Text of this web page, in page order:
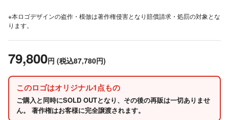
※本ロゴデザインの盗作・模倣は著作権侵害となり賠償請求・処罰の対象とな
ります。
79,800円 (税込87,780円)
このロゴはオリジナル1点もの
ご購入と同時にSOLD OUTとなり、その後の再販は一切ありませ
ん。 著作権はお客様に完全譲渡されます。